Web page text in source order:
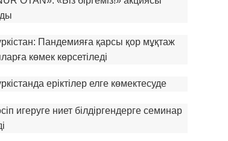
Пандемияға қарсы қор мұқтаж
көмек көрсетіледі
еріктілер елге көмектесуде
игеруге ниет білдіргендерге семинар